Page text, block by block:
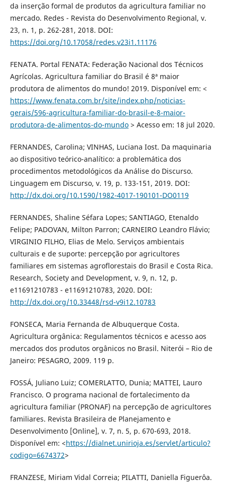
da inserção formal de produtos da agricultura familiar no
mercado. Redes - Revista do Desenvolvimento Regional, v.
23, n. 1, p. 262-281, 2018. DOI:
https://doi.org/10.17058/redes.v23i1.11176
FENATA. Portal FENATA: Federação Nacional dos Técnicos
Agrícolas. Agricultura familiar do Brasil é 8ª maior
produtora de alimentos do mundo! 2019. Disponível em: <
https://www.fenata.com.br/site/index.php/noticias-
gerais/596-agricultura-familiar-do-brasil-e-8-maior-
produtora-de-alimentos-do-mundo> Acesso em: 18 jul 2020.
FERNANDES, Carolina; VINHAS, Luciana Iost. Da maquinaria
ao dispositivo teórico-analítico: a problemática dos
procedimentos metodológicos da Análise do Discurso.
Linguagem em Discurso, v. 19, p. 133-151, 2019. DOI:
http://dx.doi.org/10.1590/1982-4017-190101-DO0119
FERNANDES, Shaline Séfara Lopes; SANTIAGO, Etenaldo
Felipe; PADOVAN, Milton Parron; CARNEIRO Leandro Flávio;
VIRGINIO FILHO, Elias de Melo. Serviços ambientais
culturais e de suporte: percepção por agricultores
familiares em sistemas agroflorestais do Brasil e Costa Rica.
Research, Society and Development, v. 9, n. 12, p.
e11691210783 - e11691210783, 2020. DOI:
http://dx.doi.org/10.33448/rsd-v9i12.10783
FONSECA, Maria Fernanda de Albuquerque Costa.
Agricultura orgânica: Regulamentos técnicos e acesso aos
mercados dos produtos orgânicos no Brasil. Niterói – Rio de
Janeiro: PESAGRO, 2009. 119 p.
FOSSÁ, Juliano Luiz; COMERLATTO, Dunia; MATTEI, Lauro
Francisco. O programa nacional de fortalecimento da
agricultura familiar (PRONAF) na percepção de agricultores
familiares. Revista Brasileira de Planejamento e
Desenvolvimento [Online], v. 7, n. 5, p. 670-693, 2018.
Disponível em: <https://dialnet.unirioja.es/servlet/articulo?
codigo=6674372>
FRANZESE, Miriam Vidal Correia; PILATTI, Daniella Figuerôa.